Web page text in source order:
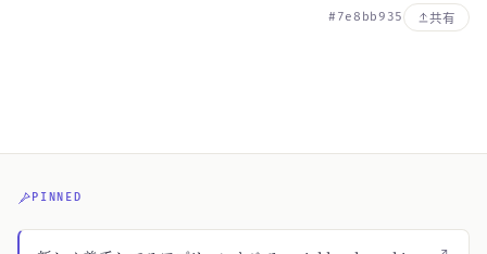
#7e8bb935 共有
PINNED